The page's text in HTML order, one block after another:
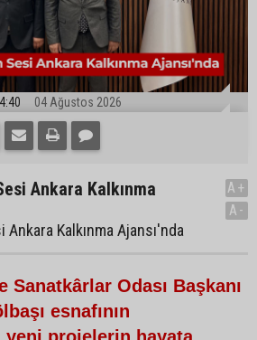
04 Ağustos 2026
Ankara Kalkınma
Ankara Kalkınma Ajansı'nda
A+
A-
Sanatkârlar Odası Başkanı
esnafının